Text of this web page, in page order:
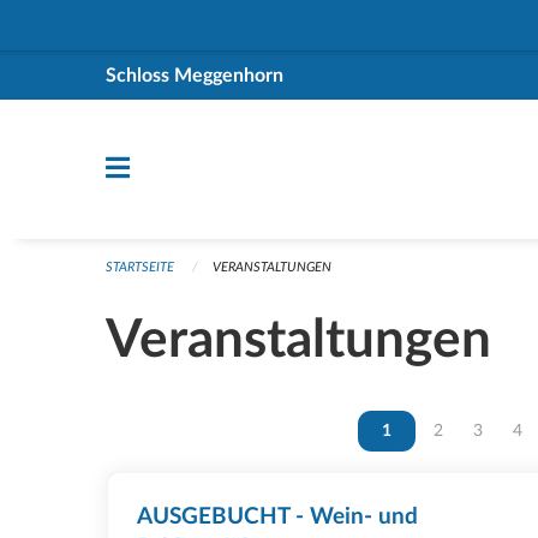
Schloss Meggenhorn
STARTSEITE VERANSTALTUNGEN
Veranstaltungen
Vous êtes sur la page
1 Vous êtes sur
2 Vous
3 4
AUSGEBUCHT - Wein- und